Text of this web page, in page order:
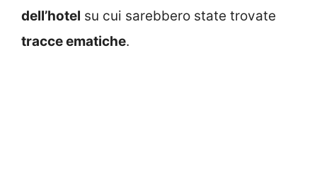
dell’hotel su cui sarebbero state trovate
tracce ematiche.